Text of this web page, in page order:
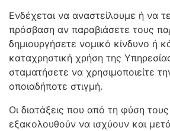
Ενδέχεται να αναστείλουμε ή να
πρόσβαση αν παραβιάσετε τους
δημιουργήσετε νομικό κίνδυνο ή
καταχρηστική χρήση της
σταματήσετε να χρησιμοποιείτε
οποιαδήποτε στιγμή.
Οι διατάξεις που από τη φύση
εξακολουθούν να ισχύουν και